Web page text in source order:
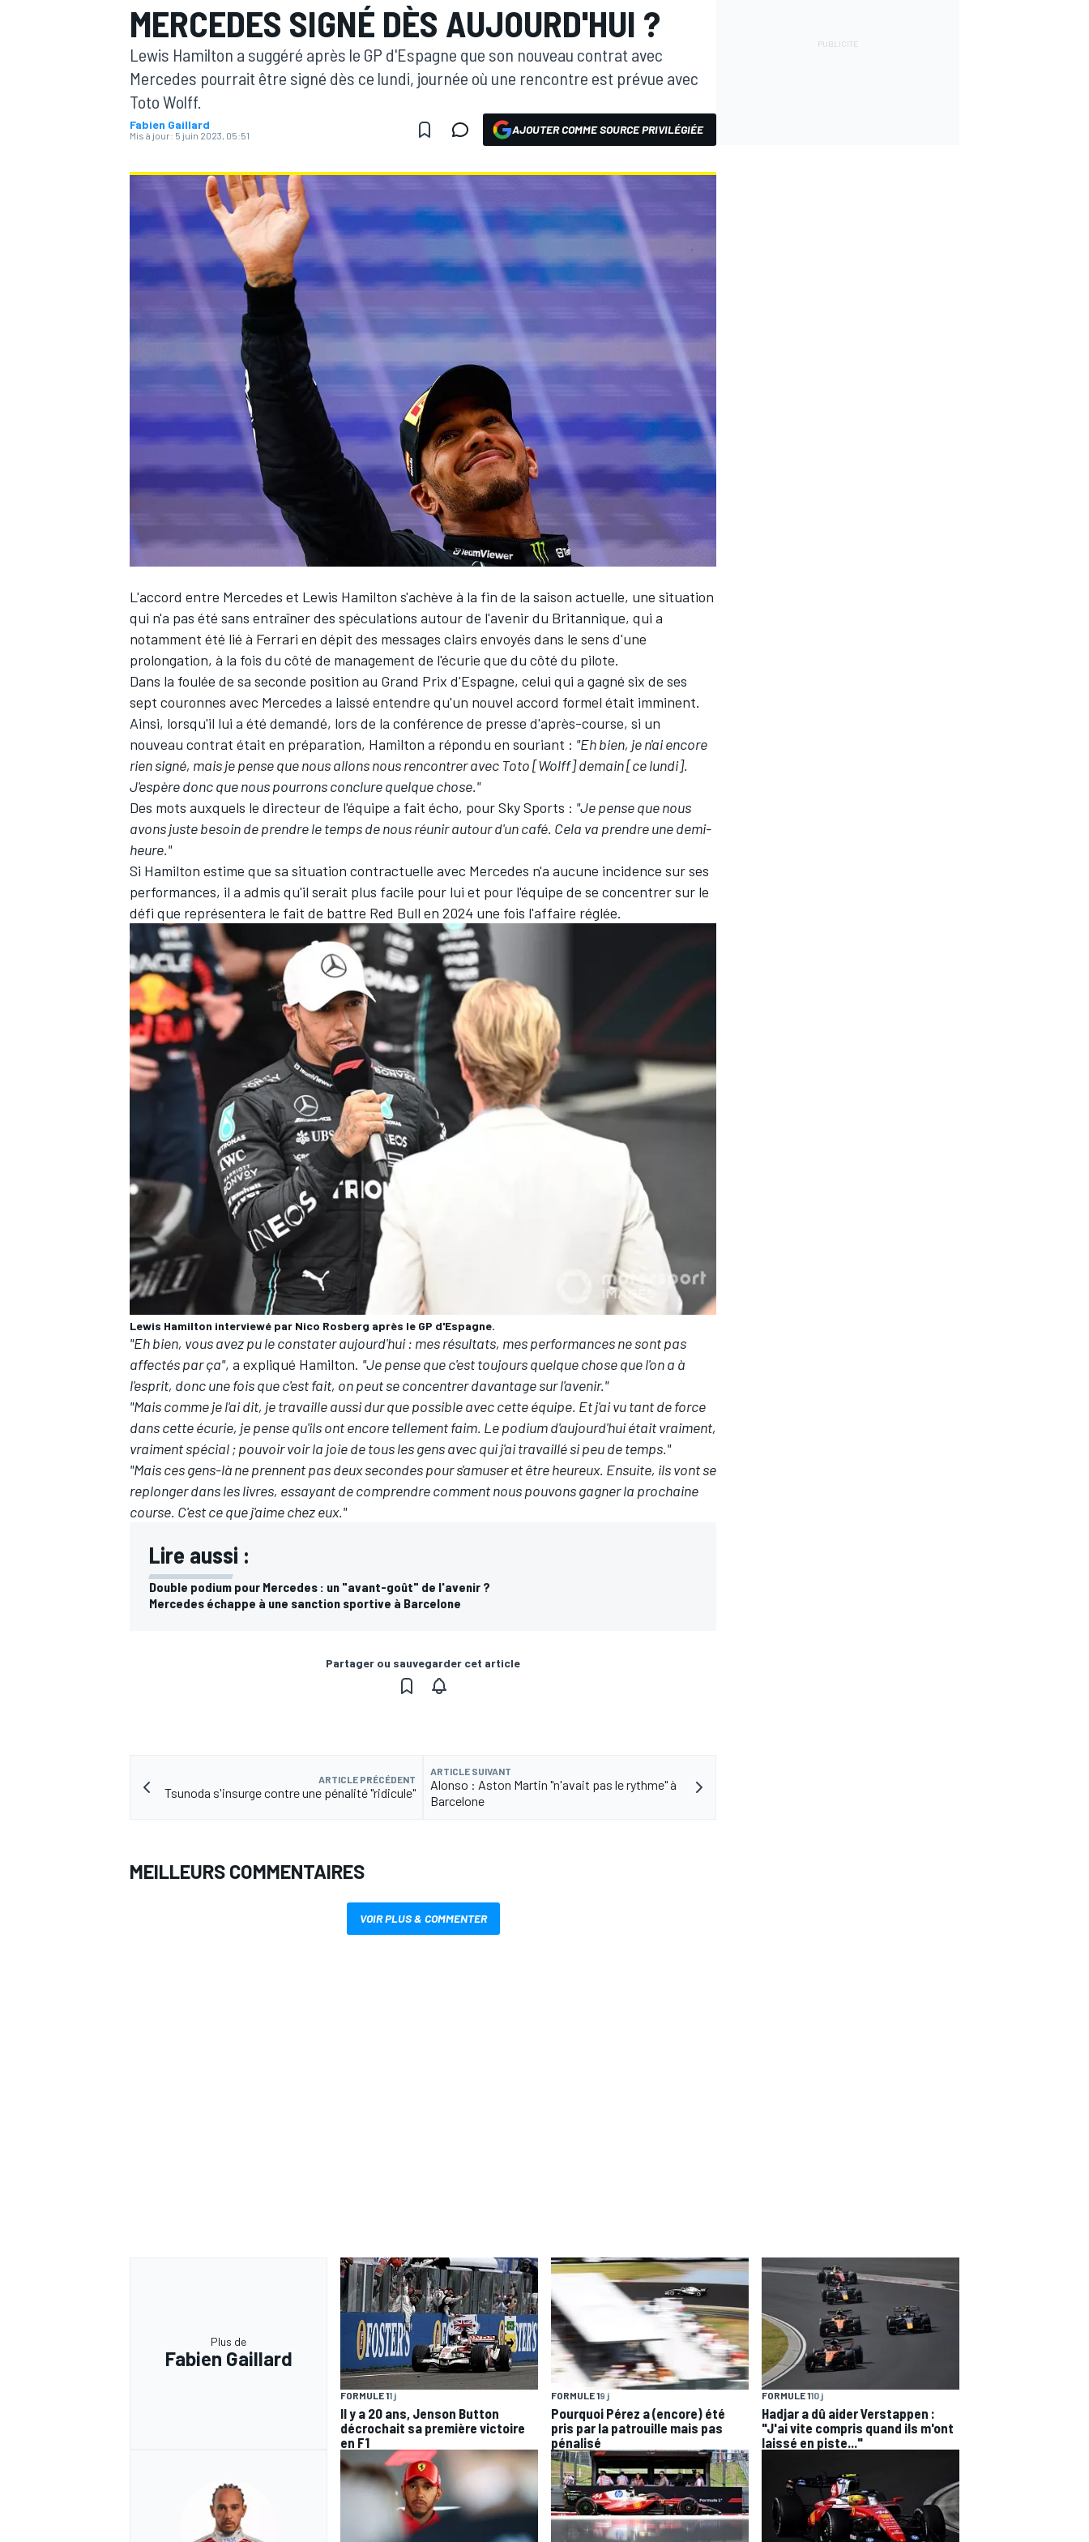
MOTOGP
WRC
WEC
AUTRES CHAMPIONNATS
MERCEDES SIGNÉ DÈS AUJOURD'HUI ?
Lewis Hamilton a suggéré après le GP d'Espagne que son nouveau contrat avec
Mercedes pourrait être signé dès ce lundi, journée où une rencontre est prévue avec
Toto Wolff.
Fabien Gaillard
Mis à jour: 5 juin 2023, 05:51 AJOUTER COMME SOURCE PRIVILÉGIÉE
L'accord entre Mercedes et Lewis Hamilton s'achève à la fin de la saison actuelle, une situation
qui n'a pas été sans entraîner des spéculations autour de l'avenir du Britannique, qui a
notamment été lié à Ferrari en dépit des messages clairs envoyés dans le sens d'une
prolongation, à la fois du côté de management de l'écurie que du côté du pilote.
Dans la foulée de sa seconde position au Grand Prix d'Espagne, celui qui a gagné six de ses
sept couronnes avec Mercedes a laissé entendre qu'un nouvel accord formel était imminent.
Ainsi, lorsqu'il lui a été demandé, lors de la conférence de presse d'après-course, si un
nouveau contrat était en préparation, Hamilton a répondu en souriant : "Eh bien, je n'ai encore
rien signé, mais je pense que nous allons nous rencontrer avec Toto [Wolff] demain [ce lundi].
J'espère donc que nous pourrons conclure quelque chose."
Des mots auxquels le directeur de l'équipe a fait écho, pour Sky Sports : "Je pense que nous
avons juste besoin de prendre le temps de nous réunir autour d'un café. Cela va prendre une demi-
heure."
Si Hamilton estime que sa situation contractuelle avec Mercedes n'a aucune incidence sur ses
performances, il a admis qu'il serait plus facile pour lui et pour l'équipe de se concentrer sur le
défi que représentera le fait de battre Red Bull en 2024 une fois l'affaire réglée.
Lewis Hamilton interviewé par Nico Rosberg après le GP d'Espagne.
"Eh bien, vous avez pu le constater aujourd'hui : mes résultats, mes performances ne sont pas
affectés par ça", a expliqué Hamilton. "Je pense que c'est toujours quelque chose que l'on a à
l'esprit, donc une fois que c'est fait, on peut se concentrer davantage sur l'avenir."
"Mais comme je l'ai dit, je travaille aussi dur que possible avec cette équipe. Et j'ai vu tant de force
dans cette écurie, je pense qu'ils ont encore tellement faim. Le podium d'aujourd'hui était vraiment,
vraiment spécial ; pouvoir voir la joie de tous les gens avec qui j'ai travaillé si peu de temps."
"Mais ces gens-là ne prennent pas deux secondes pour s'amuser et être heureux. Ensuite, ils vont se
replonger dans les livres, essayant de comprendre comment nous pouvons gagner la prochaine
course. C'est ce que j'aime chez eux."
Lire aussi :
Double podium pour Mercedes : un "avant-goût" de l'avenir ?
Mercedes échappe à une sanction sportive à Barcelone
Partager ou sauvegarder cet article
ARTICLE PRÉCÉDENT
Tsunoda s'insurge contre une pénalité "ridicule"
ARTICLE SUIVANT
Alonso : Aston Martin "n'avait pas le rythme" à
Barcelone
MEILLEURS COMMENTAIRES
VOIR PLUS & COMMENTER
Plus de
Fabien Gaillard
FORMULE 11 j
Il y a 20 ans, Jenson Button
décrochait sa première victoire
en F1
FORMULE 19 j
Pourquoi Pérez a (encore) été
pris par la patrouille mais pas
pénalisé
FORMULE 110 j
Hadjar a dû aider Verstappen :
"J'ai vite compris quand ils m'ont
laissé en piste..."